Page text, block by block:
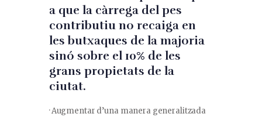
a que la càrrega del pes
contributiu no recaiga en
les butxaques de la majoria
sinó sobre el 10% de les
grans propietats de la
ciutat.
· Augmentar d’una manera generalitzada